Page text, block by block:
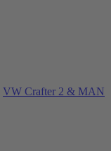
VW Crafter 2 & MAN